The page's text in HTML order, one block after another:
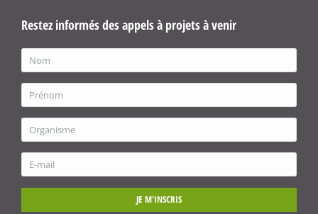
Restez informés des appels à projets à venir
JE M'INSCRIS